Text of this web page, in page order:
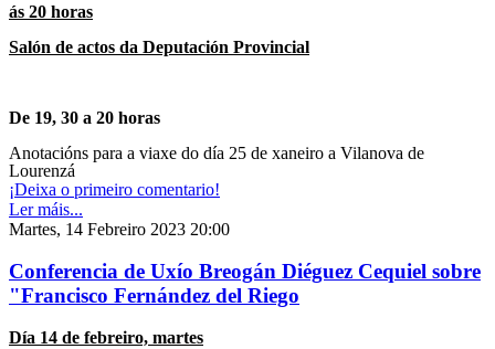
ás 20 horas
Salón de actos da Deputación Provincial
De 19, 30 a 20 horas
Anotacións para a viaxe do día 25 de xaneiro a Vilanova de
Lourenzá
¡Deixa o primeiro comentario!
Ler máis...
Martes, 14 Febreiro 2023 20:00
Conferencia de Uxío Breogán Diéguez Cequiel sobre
"Francisco Fernández del Riego
Día 14 de febreiro, martes